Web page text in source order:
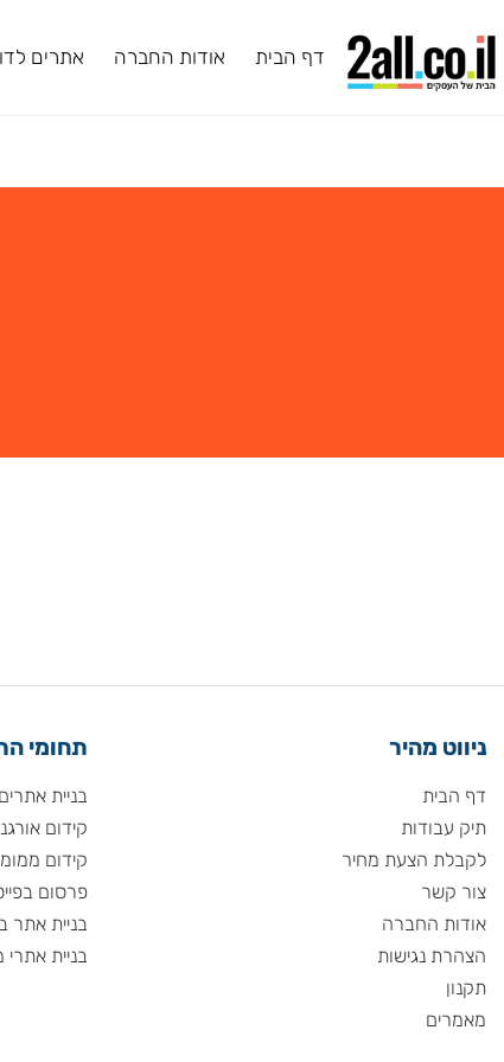
דף הבית אודות החברה אתרים לדוגמא
הצעת מחיר
החברה
בניית אתרים
קידום אורגני
קידום ממומן
פרסום בפייסבוק
בניית אתר בחינם